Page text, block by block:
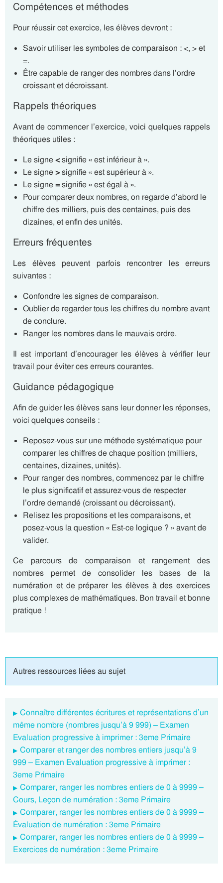
Compétences et méthodes
Pour réussir cet exercice, les élèves devront :
Savoir utiliser les symboles de comparaison : <, > et
=.
Être capable de ranger des nombres dans l’ordre
croissant et décroissant.
Rappels théoriques
Avant de commencer l’exercice, voici quelques rappels
théoriques utiles :
Le signe<signifie « est inférieur à ».
Le signe>signifie « est supérieur à ».
Le signe=signifie « est égal à ».
Pour comparer deux nombres, on regarde d’abord le
chiffre des milliers, puis des centaines, puis des
dizaines, et enfin des unités.
Erreurs fréquentes
Les élèves peuvent parfois rencontrer les erreurs
suivantes :
Confondre les signes de comparaison.
Oublier de regarder tous les chiffres du nombre avant
de conclure.
Ranger les nombres dans le mauvais ordre.
Il est important d’encourager les élèves à vérifier leur
travail pour éviter ces erreurs courantes.
Guidance pédagogique
Afin de guider les élèves sans leur donner les réponses,
voici quelques conseils :
Reposez-vous sur une méthode systématique pour
comparer les chiffres de chaque position (milliers,
centaines, dizaines, unités).
Pour ranger des nombres, commencez par le chiffre
le plus significatif et assurez-vous de respecter
l’ordre demandé (croissant ou décroissant).
Relisez les propositions et les comparaisons, et
posez-vous la question « Est-ce logique ? » avant de
valider.
Ce parcours de comparaison et rangement des
nombres permet de consolider les bases de la
numération et de préparer les élèves à des exercices
plus complexes de mathématiques. Bon travail et bonne
pratique !
Autres ressources liées au sujet
Connaître différentes écritures et représentations d’un
même nombre (nombres jusqu’à 9 999) – Examen
Evaluation progressive à imprimer : 3eme Primaire
Comparer et ranger des nombres entiers jusqu’à 9
999 – Examen Evaluation progressive à imprimer :
3eme Primaire
Comparer, ranger les nombres entiers de 0 à 9999 –
Cours, Leçon de numération : 3eme Primaire
Comparer, ranger les nombres entiers de 0 à 9999 –
Évaluation de numération : 3eme Primaire
Comparer, ranger les nombres entiers de 0 à 9999 –
Exercices de numération : 3eme Primaire